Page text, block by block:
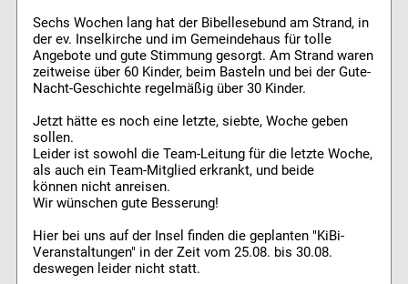
Sechs Wochen lang hat der Bibellesebund am Strand, in
der ev. Inselkirche und im Gemeindehaus für tolle
Angebote und gute Stimmung gesorgt. Am Strand waren
zeitweise über 60 Kinder, beim Basteln und bei der Gute-
Nacht-Geschichte regelmäßig über 30 Kinder.
Jetzt hätte es noch eine letzte, siebte, Woche geben
sollen.
Leider ist sowohl die Team-Leitung für die letzte Woche,
als auch ein Team-Mitglied erkrankt, und beide
können nicht anreisen.
Wir wünschen gute Besserung!
Hier bei uns auf der Insel finden die geplanten "KiBi-
Veranstaltungen" in der Zeit vom 25.08. bis 30.08.
deswegen leider nicht statt.